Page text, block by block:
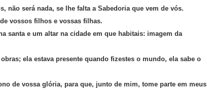
não será nada, se lhe falta a Sabedoria que vem de vós.
vossos filhos e vossas filhas.
santa e um altar na cidade em que habitais: imagem da
ela estava presente quando fizestes o mundo, ela sabe o
de vossa glória, para que, junto de mim, tome parte em meus